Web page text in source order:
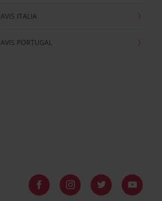
AVIS ITALIA
AVIS PORTUGAL